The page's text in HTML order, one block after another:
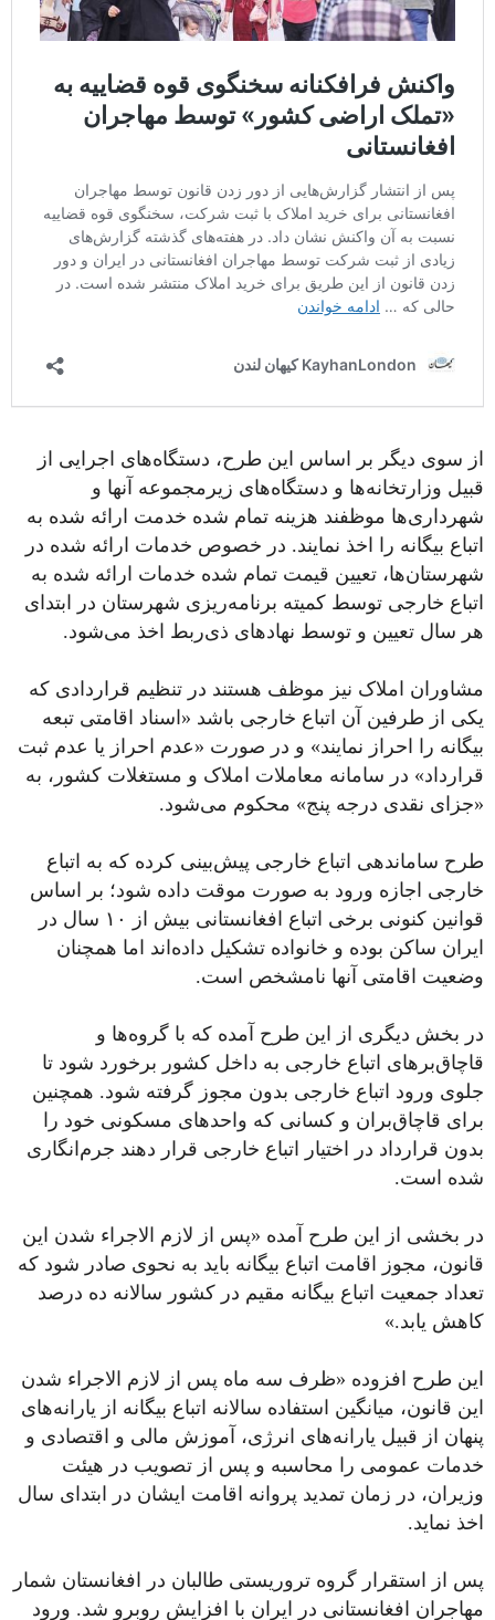
از سوی دیگر بر اساس این طرح، دستگاه‌های اجرایی از
قبیل وزارتخانه‌ها و دستگاه‌های زیرمجموعه آنها و
شهرداری‌ها موظفند هزینه تمام شده خدمت ارائه شده به
اتباع بیگانه را اخذ نمایند. در خصوص خدمات ارائه شده در
شهرستان‌ها، تعیین قیمت تمام شده خدمات ارائه شده به
اتباع خارجی توسط کمیته برنامه‌ریزی شهرستان در ابتدای
هر سال تعیین و توسط نهادهای ذی‌ربط اخذ می‌شود.
مشاوران املاک نیز موظف هستند در تنظیم قراردادی که
یکی از طرفین آن اتباع خارجی باشد «اسناد اقامتی تبعه
بیگانه را احراز نمایند» و در صورت «عدم احراز یا عدم ثبت
قرارداد» در سامانه معاملات املاک و مستغلات کشور، به
«جزای نقدی درجه پنج» محکوم می‌شود.
طرح ساماندهی اتباع خارجی پیش‌بینی کرده که به اتباع
خارجی اجازه ورود به صورت موقت داده شود؛ بر اساس
قوانین کنونی برخی اتباع افغانستانی بیش از ۱۰ سال در
ایران ساکن بوده و خانواده تشکیل داده‌اند اما همچنان
وضعیت اقامتی آنها نامشخص است.
در بخش دیگری از این طرح آمده که با گروه‌ها و
قاچاق‌برهای اتباع خارجی به داخل کشور برخورد شود تا
جلوی ورود اتباع خارجی بدون مجوز گرفته شود. همچنین
برای قاچاق‌بران و کسانی که واحدهای مسکونی خود را
بدون قرارداد در اختیار اتباع خارجی قرار دهند جرم‌انگاری
شده است.
در بخشی از این طرح آمده «پس از لازم الاجراء شدن این
قانون، مجوز اقامت اتباع بیگانه باید به نحوی صادر شود که
تعداد جمعیت اتباع بیگانه مقیم در کشور سالانه ده درصد
کاهش یابد.»
این طرح افزوده «ظرف سه ماه پس از لازم الاجراء شدن
این قانون، میانگین استفاده سالانه اتباع بیگانه از یارانه‌های
پنهان از قبیل یارانه‌های انرژی، آموزش مالی و اقتصادی و
خدمات عمومی را محاسبه و پس از تصویب در هیئت
وزیران، در زمان تمدید پروانه اقامت ایشان در ابتدای سال
اخذ نماید.
پس از استقرار گروه تروریستی طالبان در افغانستان شمار
مهاجران افغانستانی در ایران با افزایش روبرو شد. ورود